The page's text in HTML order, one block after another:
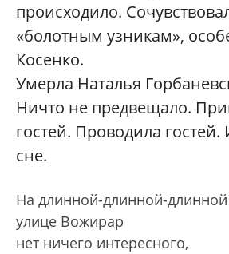
происходило.
«болотным узникам»,
Косенко.
Умерла Наталья
Ничто не предвещало.
гостей. Проводила
сне.
На длинной-длинной-длинной
улице Вожирар
нет ничего интересного,